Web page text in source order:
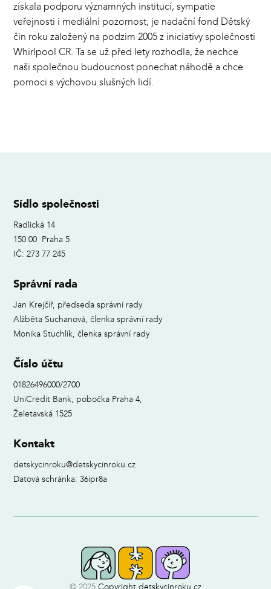
získala podporu významných institucí, sympatie
veřejnosti i mediální pozornost, je nadační fond Dětský
čin roku založený na podzim 2005 z iniciativy společnosti
Whirlpool CR. Ta se už před lety rozhodla, že nechce
naši společnou budoucnost ponechat náhodě a chce
pomoci s výchovou slušných lidí.
Sídlo společnosti
Radlická 14
150 00 Praha 5
IČ: 273 77 245
Správní rada
Jan Krejčíř, předseda správní rady
Alžběta Suchanová, členka správní rady
Monika Stuchlík, členka správní rady
Číslo účtu
01826496000/2700
UniCredit Bank, pobočka Praha 4,
Želetavská 1525
Kontakt
detskycinroku@detskycinroku.cz
Datová schránka: 36ipr8a
© 2025 Copyright detskycinroku.cz